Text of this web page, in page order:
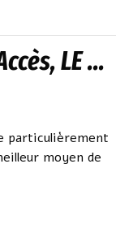
LE ...
particulièrement
moyen de